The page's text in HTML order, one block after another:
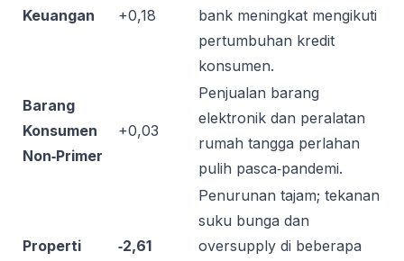
Keuangan +0,18
bank meningkat mengikuti
pertumbuhan kredit
konsumen.
Barang
Konsumen
Non‑Primer
+0,03
Penjualan barang
elektronik dan peralatan
rumah tangga perlahan
pulih pasca‑pandemi.
Properti ‑2,61
Penurunan tajam; tekanan
suku bunga dan
oversupply di beberapa